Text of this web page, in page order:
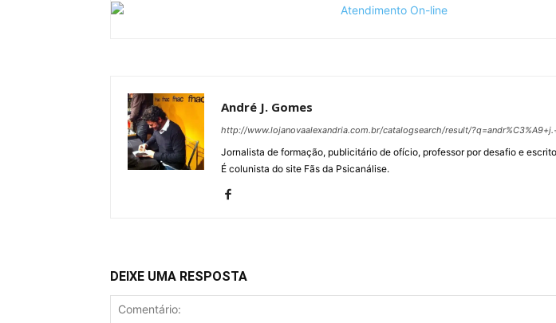
André J. Gomes
http://www.lojanovaalexandria.com.br/catalogsearch/result/
Jornalista de formação, publicitário de ofício, professor por desafio e
É colunista do site Fãs da Psicanálise.
DEIXE UMA RESPOSTA